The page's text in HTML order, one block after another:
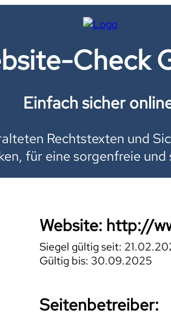
Check
Einfach sicher
Rechtstexten und
für eine sorgenfreie und
Website: http://
Siegel gültig seit:
Gültig bis: 30.09.2025
Seitenbetreiber: